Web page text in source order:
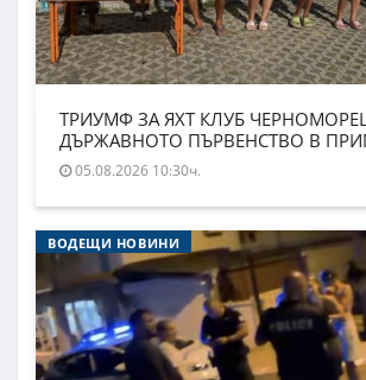
ТРИУМФ ЗА ЯХТ КЛУБ
ДЪРЖАВНОТО ПЪРВЕНСТВО В
05.08.2026 10:30ч.
ВОДЕЩИ НОВИНИ